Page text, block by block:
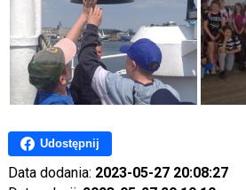
Udostępnij
Data dodania: 2023-05-27 20:08:27